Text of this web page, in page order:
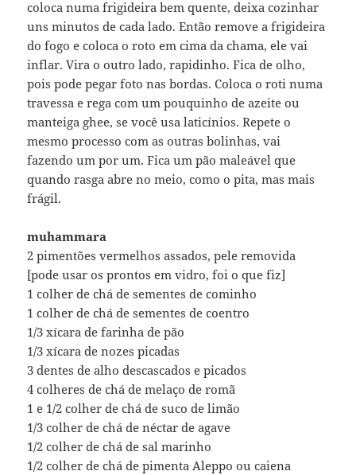
coloca numa frigideira bem quente, deixa cozinhar
uns minutos de cada lado. Então remove a frigideira
do fogo e coloca o roto em cima da chama, ele vai
inflar. Vira o outro lado, rapidinho. Fica de olho,
pois pode pegar foto nas bordas. Coloca o roti numa
travessa e rega com um pouquinho de azeite ou
manteiga ghee, se você usa laticínios. Repete o
mesmo processo com as outras bolinhas, vai
fazendo um por um. Fica um pão maleável que
quando rasga abre no meio, como o pita, mas mais
frágil.
muhammara
2 pimentões vermelhos assados, pele removida
[pode usar os prontos em vidro, foi o que fiz]
1 colher de chá de sementes de cominho
1 colher de chá de sementes de coentro
1/3 xícara de farinha de pão
1/3 xícara de nozes picadas
3 dentes de alho descascados e picados
4 colheres de chá de melaço de romã
1 e 1/2 colher de chá de suco de limão
1/3 colher de chá de néctar de agave
1/2 colher de chá de sal marinho
1/2 colher de chá de pimenta Aleppo ou caiena